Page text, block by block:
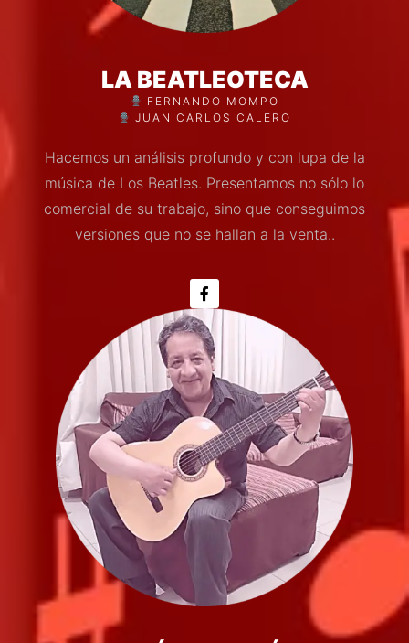
LA BEATLEOTECA
FERNANDO MOMPO
JUAN CARLOS CALERO
Hacemos un análisis profundo y con lupa de la
música de Los Beatles. Presentamos no sólo lo
comercial de su trabajo, sino que conseguimos
versiones que no se hallan a la venta..